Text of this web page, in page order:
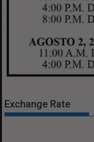
Exchange Rate